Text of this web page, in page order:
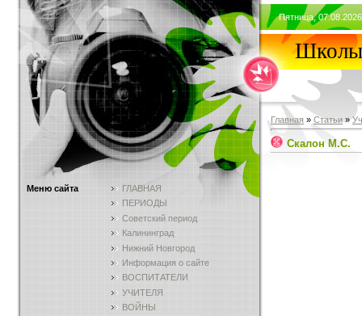
Меню сайта
ГЛАВНАЯ
ПЕРИОДЫ
Советский период
Калининград
Нижний Новгород
Информация о сайте
ВОСПИТАТЕЛИ
УЧИТЕЛЯ
ВОЙНЫ
Пятница,
Школы
Главная » Статьи »
Скалон М.С.